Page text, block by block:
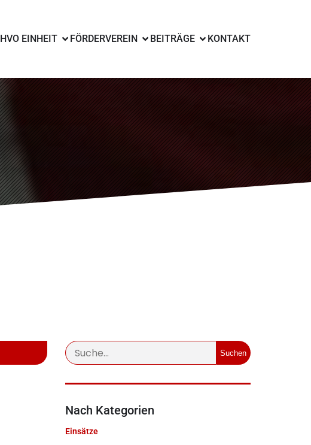
HVO EINHEIT FÖRDERVEREIN BEITRÄGE KONTAKT
Suchen
Nach Kategorien
Einsätze